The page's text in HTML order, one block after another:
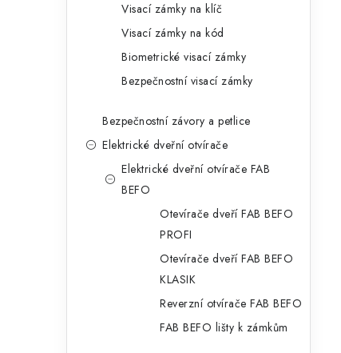
Visací zámky na klíč
Visací zámky na kód
Biometrické visací zámky
Bezpečnostní visací zámky
Bezpečnostní závory a petlice
Elektrické dveřní otvírače
Elektrické dveřní otvírače FAB
BEFO
Otevírače dveří FAB BEFO
PROFI
Otevírače dveří FAB BEFO
KLASIK
Reverzní otvírače FAB BEFO
FAB BEFO lišty k zámkům